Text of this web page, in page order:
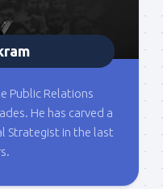
Public Relations
He has carved a
Strategist in the last